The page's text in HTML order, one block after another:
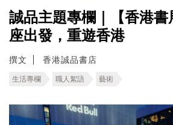
誠品主題專欄｜【香港書
座出發，重遊香港
撰文 香港誠品書店
生活專欄 職人絮語 藝術